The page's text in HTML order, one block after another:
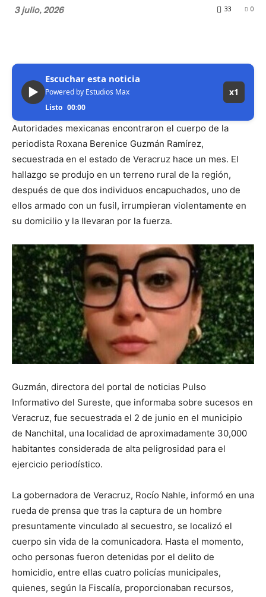
3 julio, 2026 0
33
▶
Escuchar esta noticia
Powered by Estudios Max
Listo 00:00
x1
Autoridades mexicanas encontraron el cuerpo de la
periodista Roxana Berenice Guzmán Ramírez,
secuestrada en el estado de Veracruz hace un mes. El
hallazgo se produjo en un terreno rural de la región,
después de que dos individuos encapuchados, uno de
ellos armado con un fusil, irrumpieran violentamente en
su domicilio y la llevaran por la fuerza.
Guzmán, directora del portal de noticias Pulso
Informativo del Sureste, que informaba sobre sucesos en
Veracruz, fue secuestrada el 2 de junio en el municipio
de Nanchital, una localidad de aproximadamente 30,000
habitantes considerada de alta peligrosidad para el
ejercicio periodístico.
La gobernadora de Veracruz, Rocío Nahle, informó en una
rueda de prensa que tras la captura de un hombre
presuntamente vinculado al secuestro, se localizó el
cuerpo sin vida de la comunicadora. Hasta el momento,
ocho personas fueron detenidas por el delito de
homicidio, entre ellas cuatro policías municipales,
quienes, según la Fiscalía, proporcionaban recursos,